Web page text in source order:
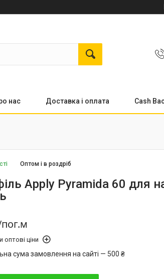
нас Доставка і оплата Cash
Оптом і в роздріб
Apply Pyramida 60 для
оптові ціни
сума замовлення на сайті — 500 ₴